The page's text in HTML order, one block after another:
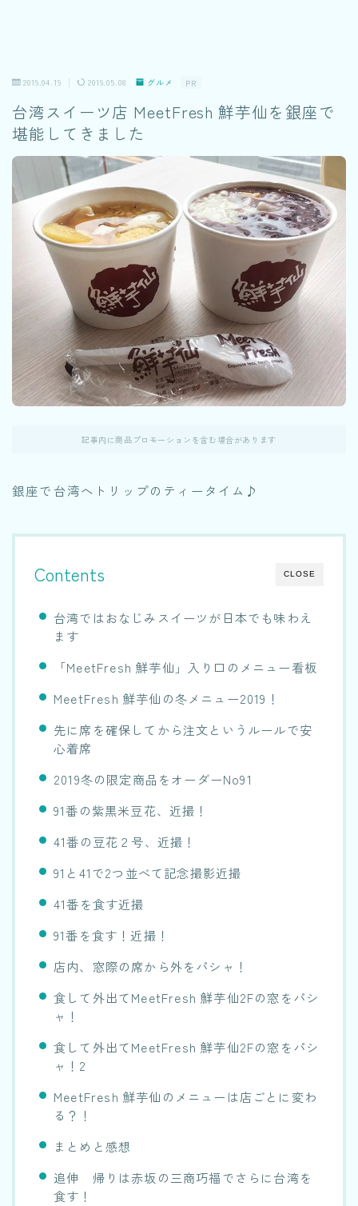
2019.04.19 2019.05.08 グルメ PR
台湾スイーツ店 MeetFresh 鮮芋仙を銀座で
堪能してきました
記事内に商品プロモーションを含む場合があります
銀座で台湾へトリップのティータイム♪
CLOSE
Contents
台湾ではおなじみスイーツが日本でも味わえ
ます
「MeetFresh 鮮芋仙」入り口のメニュー看板
MeetFresh 鮮芋仙の冬メニュー2019！
先に席を確保してから注文というルールで安
心着席
2019冬の限定商品をオーダーNo91
91番の紫黒米豆花、近撮！
41番の豆花２号、近撮！
91と41で2つ並べて記念撮影近撮
41番を食す近撮
91番を食す！近撮！
店内、窓際の席から外をパシャ！
食して外出てMeetFresh 鮮芋仙2Fの窓をパシ
ャ！
食して外出てMeetFresh 鮮芋仙2Fの窓をパシ
ャ！2
MeetFresh 鮮芋仙のメニューは店ごとに変わ
る？！
まとめと感想
追伸 帰りは赤坂の三商巧福でさらに台湾を
食す！